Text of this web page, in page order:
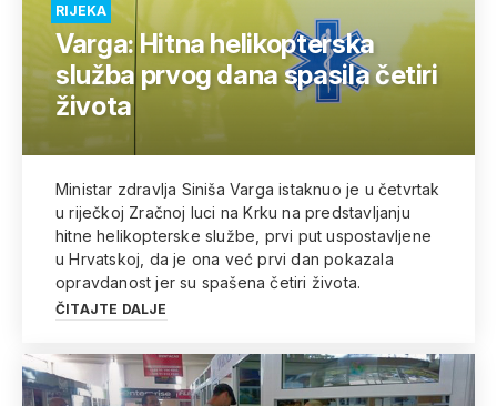
RIJEKA
Varga: Hitna helikopterska
služba prvog dana spasila četiri
života
Ministar zdravlja Siniša Varga istaknuo je u četvrtak
u riječkoj Zračnoj luci na Krku na predstavljanju
hitne helikopterske službe, prvi put uspostavljene
u Hrvatskoj, da je ona već prvi dan pokazala
opravdanost jer su spašena četiri života.
ČITAJTE DALJE